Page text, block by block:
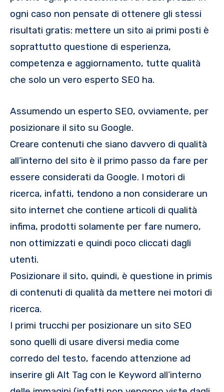
ogni caso non pensate di ottenere gli stessi
risultati gratis: mettere un sito ai primi posti è
soprattutto questione di esperienza,
competenza e aggiornamento, tutte qualità
che solo un vero esperto SEO ha.
Assumendo un esperto SEO, ovviamente, per
posizionare il sito su Google.
Creare contenuti che siano davvero di qualità
all’interno del sito è il primo passo da fare per
essere considerati da Google. I motori di
ricerca, infatti, tendono a non considerare un
sito internet che contiene articoli di qualità
infima, prodotti solamente per fare numero,
non ottimizzati e quindi poco cliccati dagli
utenti.
Posizionare il sito, quindi, è questione in primis
di contenuti di qualità da mettere nei motori di
ricerca.
I primi trucchi per posizionare un sito SEO
sono quelli di usare diversi media come
corredo del testo, facendo attenzione ad
inserire gli Alt Tag con le Keyword all’interno